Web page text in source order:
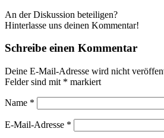
An der Diskussion beteiligen?
Hinterlasse uns deinen Kommentar!
Schreibe einen Kommentar
Deine E-Mail-Adresse wird nicht
Felder sind mit * markiert
Name *
E-Mail-Adresse *